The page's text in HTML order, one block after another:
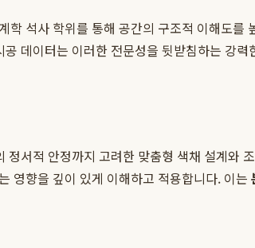
학 석사 학위를 통해 공간의 구조적 이해도를
데이터는 이러한 전문성을 뒷받침하는 강
서적 안정까지 고려한 맞춤형 색채 설계와
영향을 깊이 있게 이해하고 적용합니다. 이는